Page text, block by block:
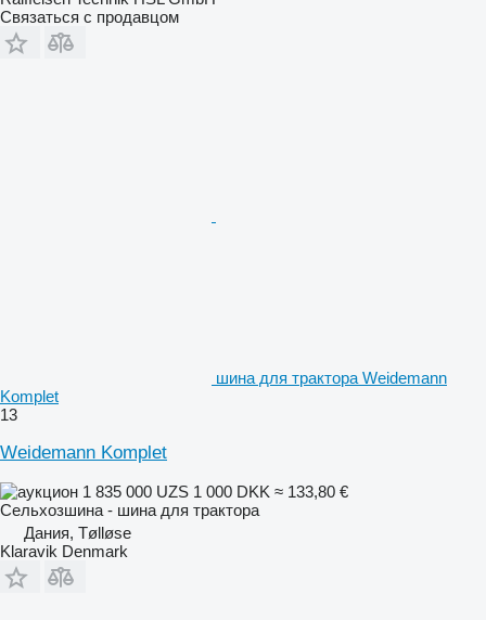
Связаться с продавцом
шина для трактора Weidemann
Komplet
13
Weidemann Komplet
1 835 000 UZS 1 000 DKK ≈ 133,80 €
Сельхозшина - шина для трактора
Дания, Tølløse
Klaravik Denmark